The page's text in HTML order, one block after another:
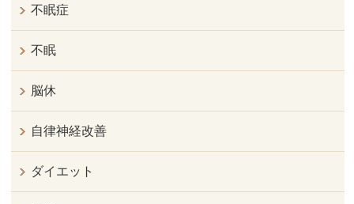
不眠症
不眠
脳休
自律神経改善
ダイエット